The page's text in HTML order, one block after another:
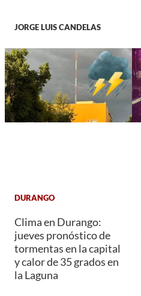
JORGE LUIS CANDELAS
DURANGO
Clima en Durango:
jueves pronóstico de
tormentas en la capital
y calor de 35 grados en
la Laguna